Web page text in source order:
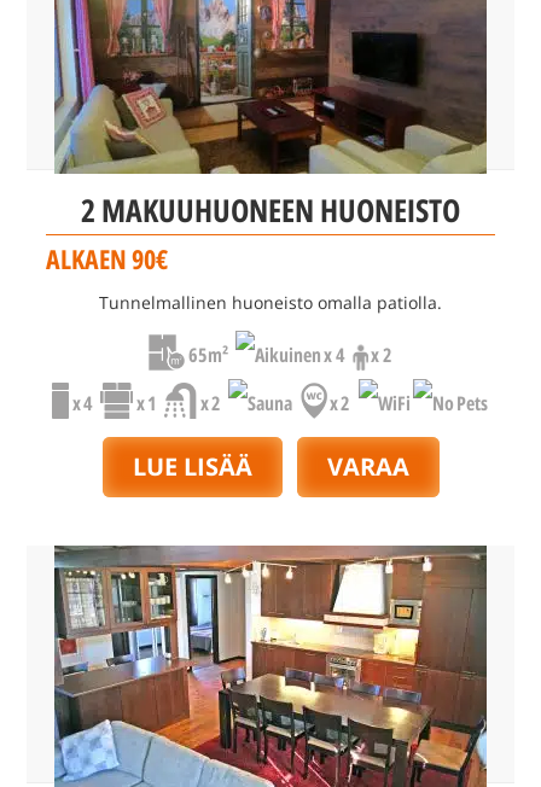
2 MAKUUHUONEEN HUONEISTO
ALKAEN 90€
Tunnelmallinen huoneisto omalla patiolla.
65m² x 4
x 2
x 4
x 1 x 2 x 2
LUE LISÄÄ VARAA